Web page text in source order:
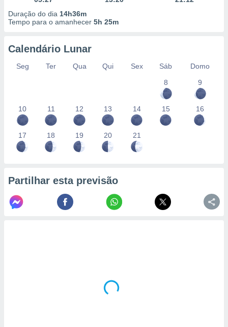
Duração do dia 14h36m
Tempo para o amanhecer 5h 25m
Calendário Lunar
Seg Ter Qua Qui Sex Sáb
Domo
8
9
10 11 12 13 14 15 16
17 18 19 20 21
Partilhar esta previsão